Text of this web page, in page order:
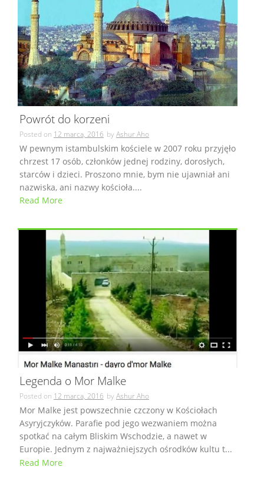
Powrót do korzeni
Posted on 12 marca, 2016 byAshur Aho
W pewnym istambulskim kościele w 2007 roku przyjęło
chrzest 17 osób, członków jednej rodziny, dorosłych,
starców i dzieci. Proszono mnie, bym nie ujawniał ani
nazwiska, ani nazwy kościoła....
Read More
Legenda o Mor Malke
Posted on 12 marca, 2016 byAshur Aho
Mor Malke jest powszechnie czczony w Kościołach
Asyryjczyków. Parafie pod jego wezwaniem można
spotkać na całym Bliskim Wschodzie, a nawet w
Europie. Jednym z najważniejszych ośrodków kultu t...
Read More